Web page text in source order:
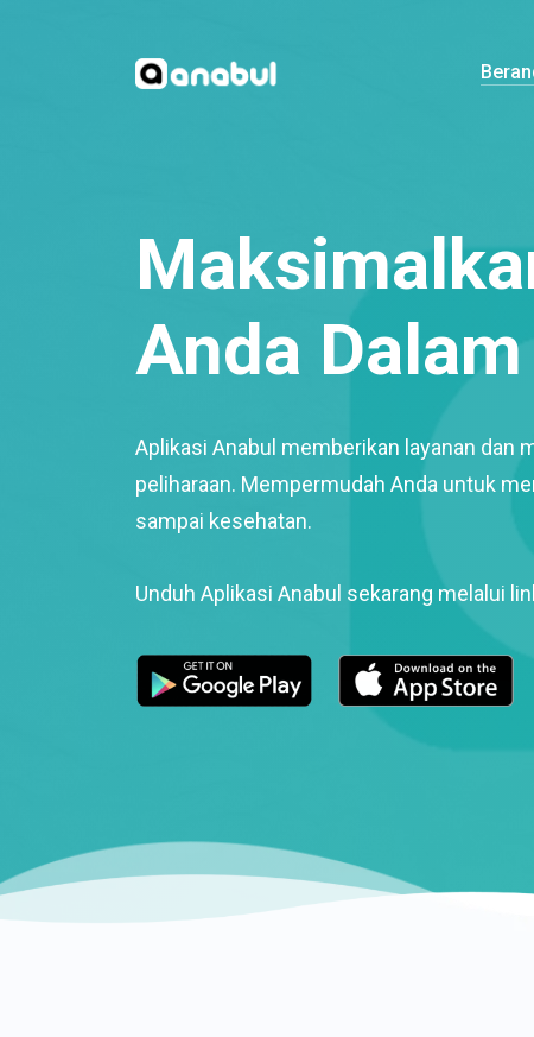
Anda
Aplikasi Anabul memberikan layanan dan
peliharaan. Mempermudah Anda untuk
sampai kesehatan.
Unduh Aplikasi Anabul sekarang melalui